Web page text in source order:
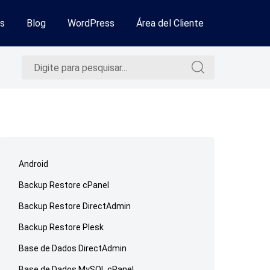
Blog WordPress Área del Cliente
Pesquisar
Pesquisar
por:
Android
Backup Restore cPanel
Backup Restore DirectAdmin
Backup Restore Plesk
Base de Dados DirectAdmin